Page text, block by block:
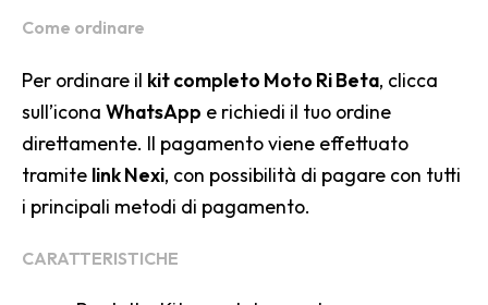
Come ordinare
Per ordinare il kit completo Moto Ri Beta, clicca
sull’icona WhatsApp e richiedi il tuo ordine
direttamente. Il pagamento viene effettuato
tramite link Nexi, con possibilità di pagare con tutti
i principali metodi di pagamento.
CARATTERISTICHE